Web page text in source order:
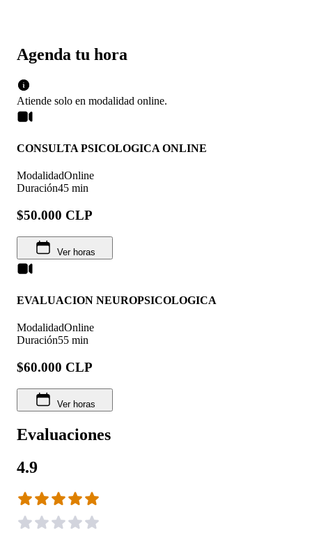
Agenda tu hora
Atiende solo en modalidad online.
CONSULTA PSICOLOGICA ONLINE
ModalidadOnline
Duración45 min
$50.000 CLP
Ver horas
EVALUACION NEUROPSICOLOGICA
ModalidadOnline
Duración55 min
$60.000 CLP
Ver horas
Evaluaciones
4.9